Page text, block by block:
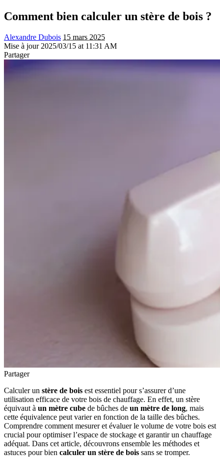
Comment bien calculer un stère de bois ?
Alexandre Dubois 15 mars 2025
Mise à jour 2025/03/15 at 11:31 AM
Partager
Partager
Calculer un stère de bois est essentiel pour s’assurer d’une
utilisation efficace de votre bois de chauffage. En effet, un stère
équivaut à un mètre cube de bûches de un mètre de long, mais
cette équivalence peut varier en fonction de la taille des bûches.
Comprendre comment mesurer et évaluer le volume de votre bois est
crucial pour optimiser l’espace de stockage et garantir un chauffage
adéquat. Dans cet article, découvrons ensemble les méthodes et
astuces pour bien calculer un stère de bois sans se tromper.